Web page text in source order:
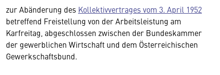
zur Abänderung des Kollektivvertrages vom 3. April 1952
betreffend Freistellung von der Arbeitsleistung am
Karfreitag, abgeschlossen zwischen der Bundeskammer
der gewerblichen Wirtschaft und dem Österreichischen
Gewerkschaftsbund.